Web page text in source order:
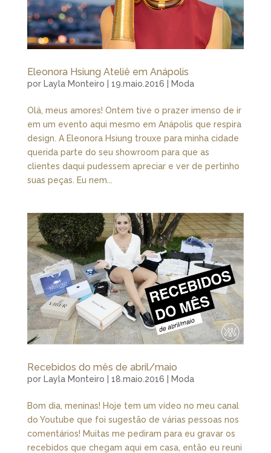
Eleonora Hsiung Ateliê em Anápolis
por Layla Monteiro 19.maio.2016 Moda
Olá, meus amores! Ontem tive o prazer imenso de ir
em um evento aqui mesmo em Anápolis que respira
design. A Eleonora Hsiung trouxe para minha cidade
querida parte do seu showroom para que as
clientes daqui pudessem apreciar e ver de pertinho
suas peças. Eu nem...
Recebidos do mês de abril/maio
por Layla Monteiro 18.maio.2016 Moda
Bom dia, meninas! Hoje tem um vídeo no meu canal
do Youtube que foi sugestão de várias pessoas nos
comentários! Muitas me pediram para eu gravar os
recebidos que chegam aqui em casa, então eu reuni